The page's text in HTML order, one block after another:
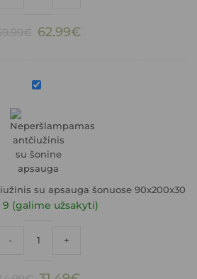
Original
62.99€Current
Neperšlampamas
apsauga
šonuose
su apsauga šonuose 90x200x30
9 (galime užsakyti)
- +
Original Current